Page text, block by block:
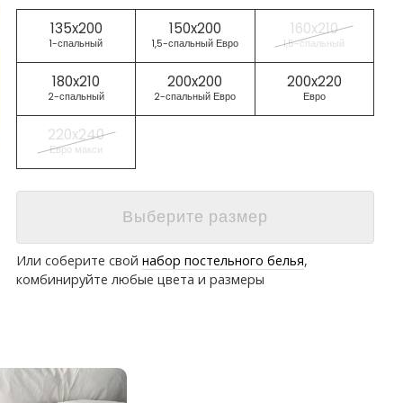
135x200
1-спальный
150x200
1,5-спальный Евро
160x210
1,5-спальный
180x210
2-спальный
200x200
2-спальный Евро
200x220
Евро
220x240
Евро макси
Выберите размер
Или соберите свой набор постельного белья,
комбинируйте любые цвета и размеры
отличное! До этого